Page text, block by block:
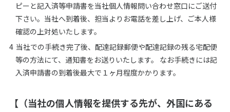
ピーと記入済等申請書を当社個人情報問い合わせ窓口にご送付
下さい。当社へ到着後、担当よりお電話を差し上げ、ご本人様
確認の上対処いたします。
当社での手続き完了後、配達記録郵便や配達記録の残る宅配便
等の方法にて、通知書をお送りいたします。 なお手続きには記
入済申請書の到着後最大で１ヶ月程度かかります。
【（当社の個人情報を提供する先が、外国にある